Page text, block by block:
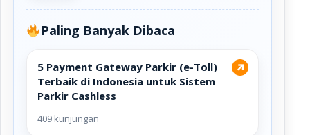
Paling Banyak Dibaca
↗
5 Payment Gateway Parkir (e-Toll)
Terbaik di Indonesia untuk Sistem
Parkir Cashless
409 kunjungan